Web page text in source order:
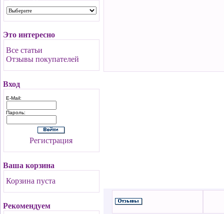
Это интересно
Все статьи
Отзывы покупателей
Вход
E-Mail:
Пароль:
Регистрация
Ваша корзина
Корзина пуста
Рекомендуем